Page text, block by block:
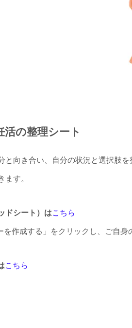
の整理シート
と向き合い、自分の状況と選択肢
す。
ドシート）はこちら
作成する」をクリックし、ご自身
こちら